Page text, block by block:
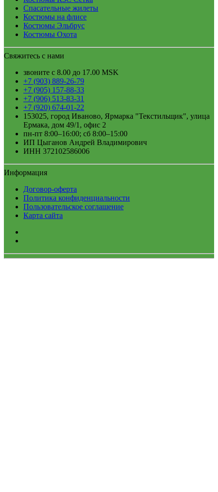
Спасательные жилеты
Костюмы на флисе
Костюмы Эльбрус
Костюмы Охота
Свяжитесь с нами
звоните с 8.00 до 17.00 MSK
+7 (903) 889-26-79
+7 (905) 157-88-33
+7 (906) 513-83-31
+7 (920) 674-01-22
153025, город Иваново, Ярмарка "Текстильщик", улица
Ермака, дом 49/1, офис 2
пн-пт 8:00–16:00; сб 8:00–15:00
ИП Цыганов Андрей Владимирович
ИНН 372102586006
Информация
Договор-оферта
Политика конфиденциальности
Пользовательское соглашение
Карта сайта